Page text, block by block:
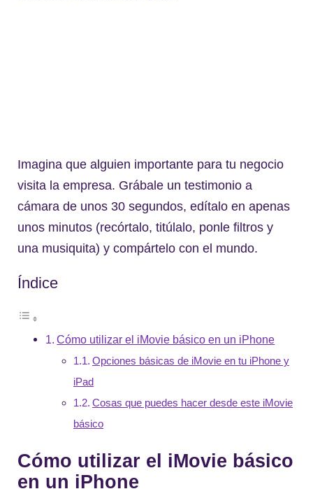
Imagina que alguien importante para tu negocio
visita la empresa. Grábale un testimonio a
cámara de unos 30 segundos, edítalo en apenas
unos minutos (recórtalo, titúlalo, ponle filtros y
una musiquita) y compártelo con el mundo.
Índice
Cómo utilizar el iMovie básico en un iPhone
Opciones básicas de iMovie en tu iPhone y
iPad
Cosas que puedes hacer desde este iMovie
básico
Cómo utilizar el iMovie básico
en un iPhone